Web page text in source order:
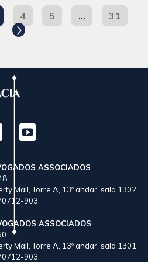
4 5 … 31
ASSOCIADOS
Mall, Torre A, 13º andar, sala 1302
903.
ASSOCIADOS
Mall, Torre A, 13º andar, sala 1301
903.